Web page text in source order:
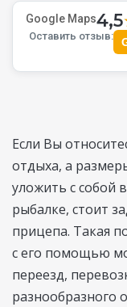
Google Maps4,5
Оставить отзыв:
Если Вы
отдыха, а
уложить с собой
рыбалке, стоит
прицепа. Такая
с его помощью
переезд,
разнообразного